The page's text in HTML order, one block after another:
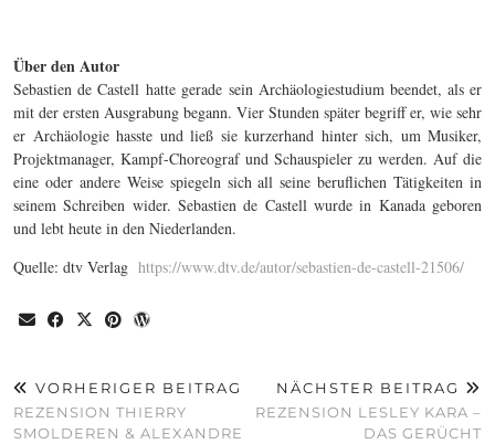
Über den Autor
Sebastien de Castell hatte gerade sein Archäologiestudium beendet, als er
mit der ersten Ausgrabung begann. Vier Stunden später begriff er, wie sehr
er Archäologie hasste und ließ sie kurzerhand hinter sich, um Musiker,
Projektmanager, Kampf-Choreograf und Schauspieler zu werden. Auf die
eine oder andere Weise spiegeln sich all seine beruflichen Tätigkeiten in
seinem Schreiben wider. Sebastien de Castell wurde in Kanada geboren
und lebt heute in den Niederlanden.
Quelle: dtv Verlag https://www.dtv.de/autor/sebastien-de-castell-21506/
VORHERIGER BEITRAG
REZENSION THIERRY
SMOLDEREN & ALEXANDRE
NÄCHSTER BEITRAG
REZENSION LESLEY KARA –
DAS GERÜCHT